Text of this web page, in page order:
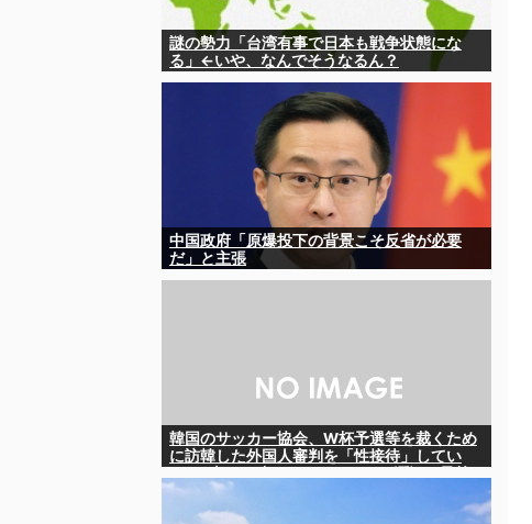
謎の勢力「台湾有事で日本も戦争状態にな
る」←いや、なんでそうなるん？
中国政府「原爆投下の背景こそ反省が必要
だ」と主張
韓国のサッカー協会、W杯予選等を裁くため
に訪韓した外国人審判を「性接待」してい
を持ってりゃそうなるわな